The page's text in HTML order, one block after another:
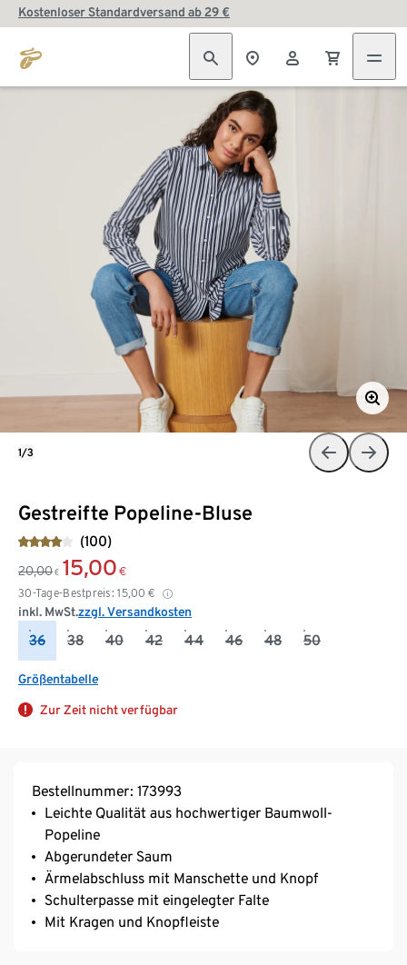
Kostenloser Standardversand ab 29 €
Gestreifte Popeline-Bluse
(100)
20,00 € 15,00 €
30-Tage-Bestpreis: 15,00 €
inkl. MwSt.zzgl. Versandkosten
36 38 40 42 44 46 48 50
Größentabelle
Zur Zeit nicht verfügbar
1/3
Bestellnummer: 173993
Leichte Qualität aus hochwertiger Baumwoll-
Popeline
Abgerundeter Saum
Ärmelabschluss mit Manschette und Knopf
Schulterpasse mit eingelegter Falte
Mit Kragen und Knopfleiste